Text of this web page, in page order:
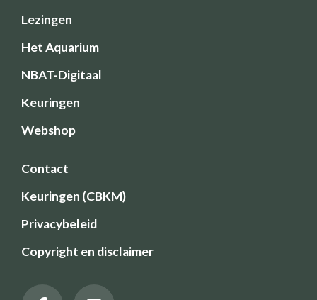
Lezingen
Het Aquarium
NBAT-Digitaal
Keuringen
Webshop
Contact
Keuringen (CBKM)
Privacybeleid
Copyright en disclaimer